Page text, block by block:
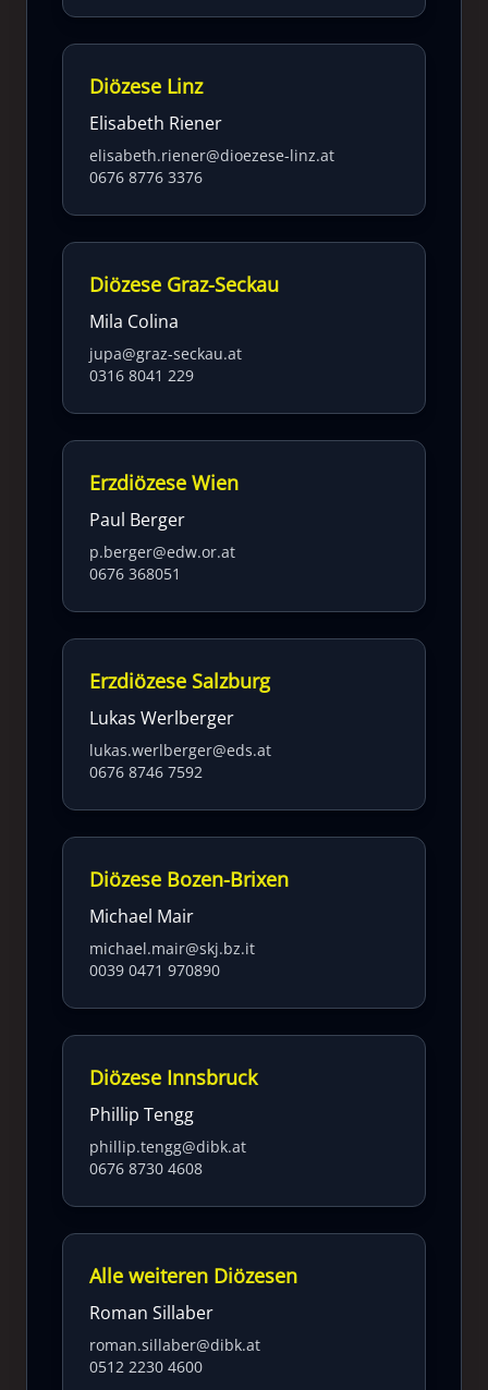
Diözese Linz
Elisabeth Riener
elisabeth.riener@dioezese-linz.at
0676 8776 3376
Diözese Graz-Seckau
Mila Colina
jupa@graz-seckau.at
0316 8041 229
Erzdiözese Wien
Paul Berger
p.berger@edw.or.at
0676 368051
Erzdiözese Salzburg
Lukas Werlberger
lukas.werlberger@eds.at
0676 8746 7592
Diözese Bozen-Brixen
Michael Mair
michael.mair@skj.bz.it
0039 0471 970890
Diözese Innsbruck
Phillip Tengg
phillip.tengg@dibk.at
0676 8730 4608
Alle weiteren Diözesen
Roman Sillaber
roman.sillaber@dibk.at
0512 2230 4600